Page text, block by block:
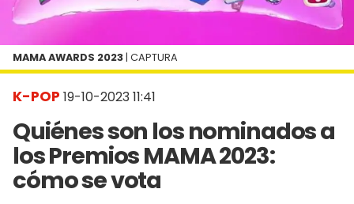
K-POP 19-10-2023 11:41
Quiénes son los nominados a
los Premios MAMA 2023:
cómo se vota
MAMA AWARDS 2023 | CAPTURA